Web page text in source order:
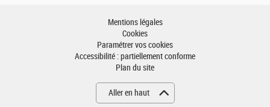
Mentions légales
Cookies
Paramétrer vos cookies
Accessibilité : partiellement conforme
Plan du site
Aller en haut